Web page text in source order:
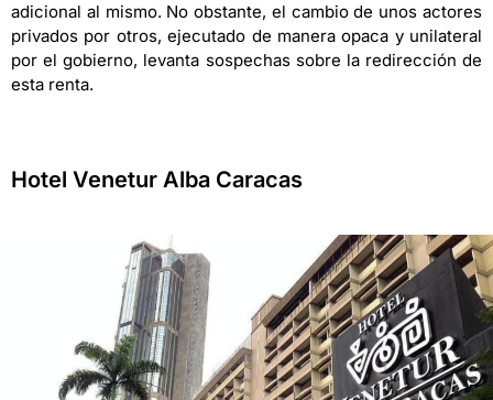
adicional al mismo. No obstante, el cambio de unos actores
privados por otros, ejecutado de manera opaca y unilateral
por el gobierno, levanta sospechas sobre la redirección de
esta renta.
Hotel Venetur Alba Caracas